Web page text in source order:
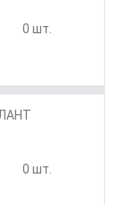
0 шт.
0 шт.